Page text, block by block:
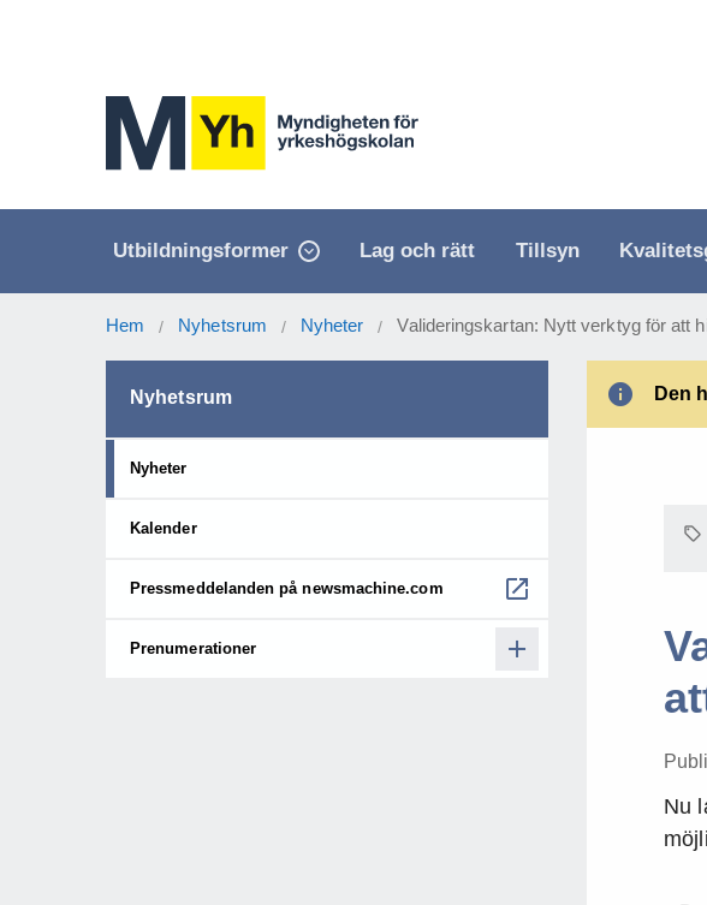
Utbildningsformer Lag och rätt Tillsyn
Hem / Nyhetsrum / Nyheter / Valideringskartan: Nytt verktyg för att
Den
Nu
Nyhetsrum
Nyheter
Kalender
Pressmeddelanden på newsmachine.com
Prenumerationer